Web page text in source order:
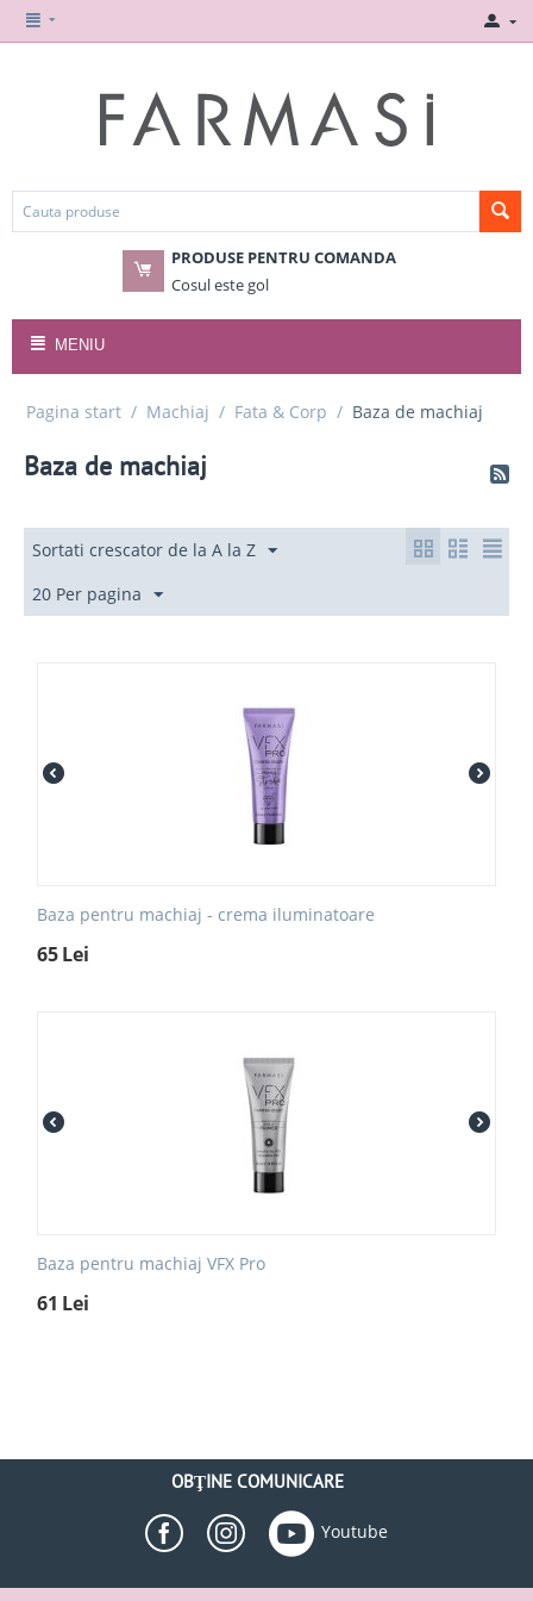
PRODUSE PENTRU COMANDA
Cosul este gol
MENIU
Pagina start / Machiaj / Fata & Corp / Baza de machiaj
Baza de machiaj
Sortati crescator de la A la Z
20 Per pagina
Baza pentru machiaj - crema iluminatoare
65Lei
Baza pentru machiaj VFX Pro
61 Lei
OBŢINE COMUNICARE
Youtube